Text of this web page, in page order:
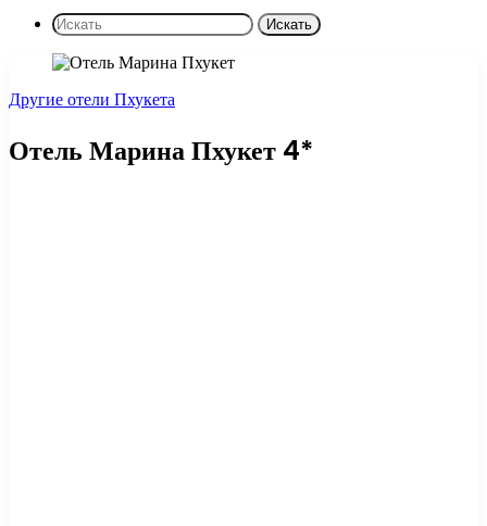
Искать
Другие отели Пхукета
Отель Марина Пхукет 4*